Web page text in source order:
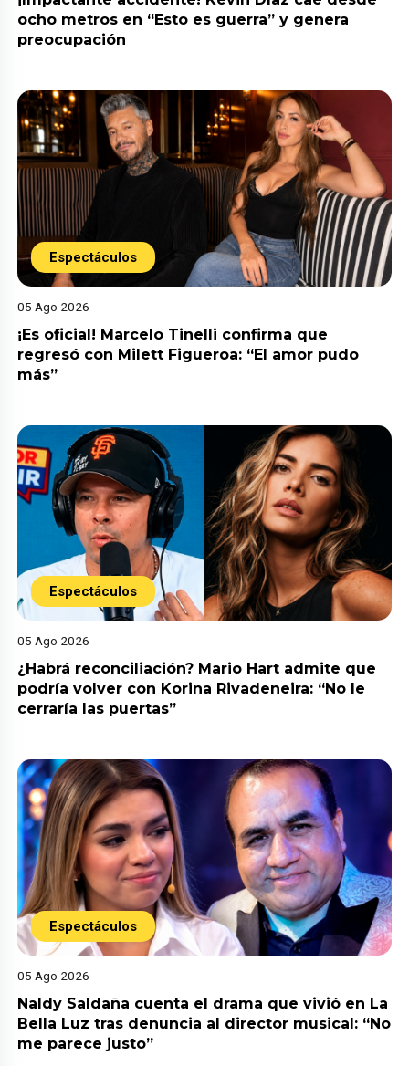
ocho metros en “Esto es guerra” y genera
preocupación
Espectáculos
05 Ago 2026
¡Es oficial! Marcelo Tinelli confirma que
regresó con Milett Figueroa: “El amor pudo
más”
Espectáculos
05 Ago 2026
¿Habrá reconciliación? Mario Hart admite que
podría volver con Korina Rivadeneira: “No le
cerraría las puertas”
Espectáculos
05 Ago 2026
Naldy Saldaña cuenta el drama que vivió en La
Bella Luz tras denuncia al director musical: “No
me parece justo”